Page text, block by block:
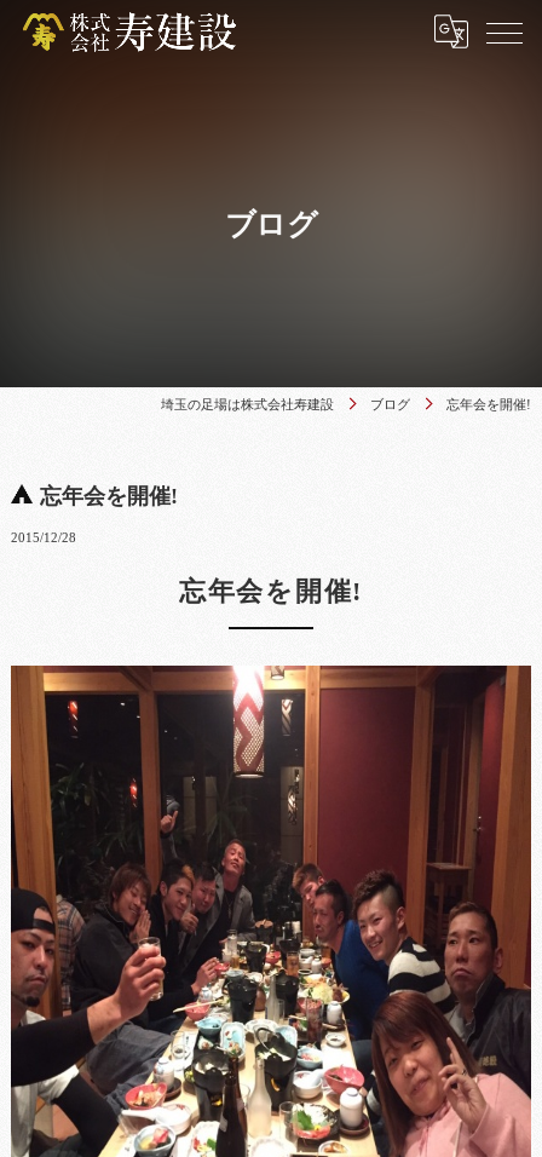
ブログ
埼玉の足場は株式会社寿建設 ブログ 忘年会を開催!
忘年会を開催!
2015/12/28
忘年会を開催!